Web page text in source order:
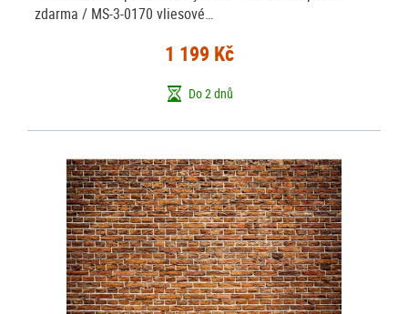
zdarma / MS-3-0170 vliesové…
1 199 Kč
Do 2 dnů